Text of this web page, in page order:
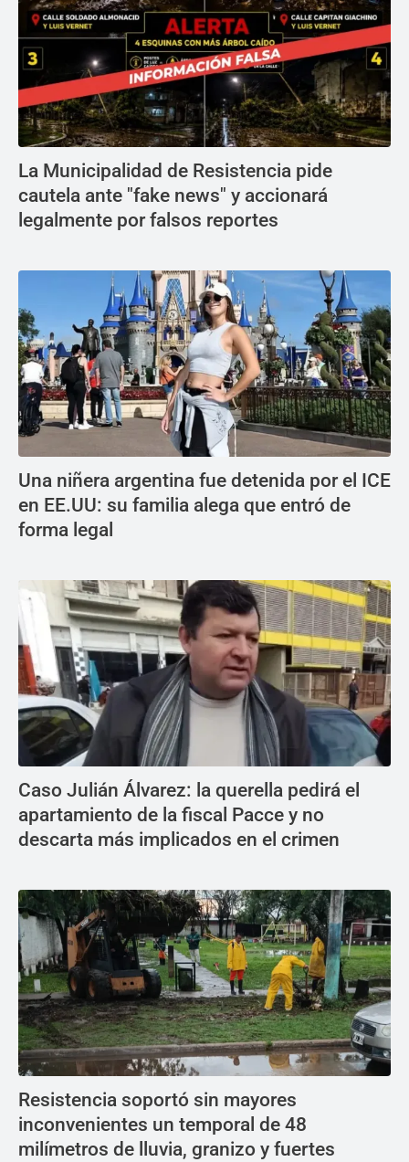
La Municipalidad de Resistencia pide
cautela ante "fake news" y accionará
legalmente por falsos reportes
Una niñera argentina fue detenida por el ICE
en EE.UU: su familia alega que entró de
forma legal
Caso Julián Álvarez: la querella pedirá el
apartamiento de la fiscal Pacce y no
descarta más implicados en el crimen
Resistencia soportó sin mayores
inconvenientes un temporal de 48
milímetros de lluvia, granizo y fuertes